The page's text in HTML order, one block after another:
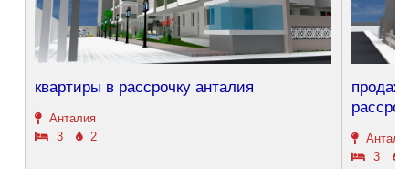
квартиры в рассрочку анталия
Анталия
3
2
3